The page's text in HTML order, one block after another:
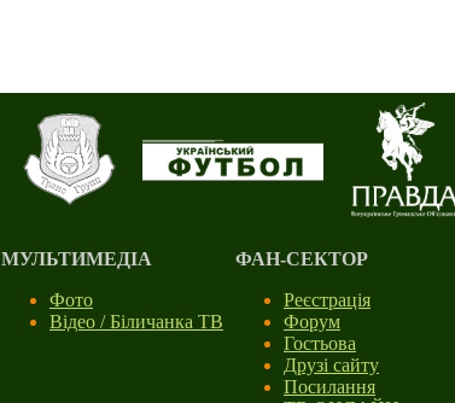
МУЛЬТИМЕДІА
Фото
Відео / Біличанка ТВ
ФАН-СЕКТОР
Реєстрація
Форум
Гостьова
Друзі сайту
Посилання